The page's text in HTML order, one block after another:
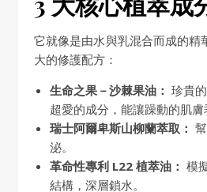
它就像是由水與乳混合而成的精
大的修護配方：
生命之果－沙棘果油： 珍貴
超愛的成分，能讓躁動的肌膚
瑞士阿爾卑斯山柳蘭萃取：
泌。
革命性專利 L22 植萃油： 模
結構，深層鎖水。